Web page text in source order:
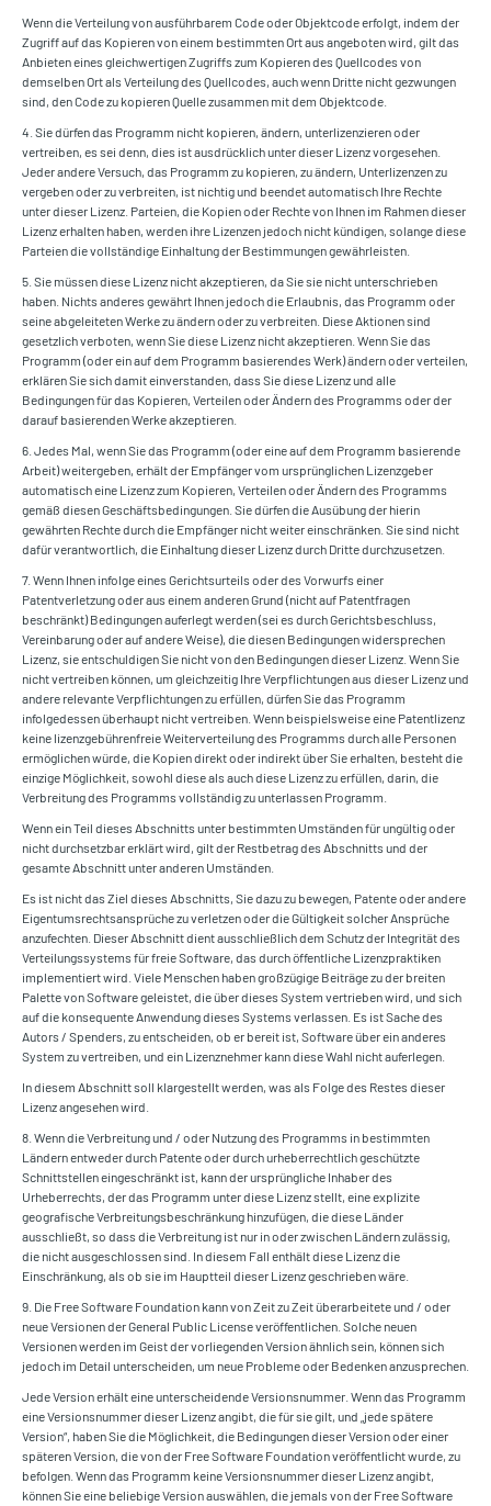
Wenn die Verteilung von ausführbarem Code oder Objektcode erfolgt, indem der
Zugriff auf das Kopieren von einem bestimmten Ort aus angeboten wird, gilt das
Anbieten eines gleichwertigen Zugriffs zum Kopieren des Quellcodes von
demselben Ort als Verteilung des Quellcodes, auch wenn Dritte nicht gezwungen
sind, den Code zu kopieren Quelle zusammen mit dem Objektcode.
4. Sie dürfen das Programm nicht kopieren, ändern, unterlizenzieren oder
vertreiben, es sei denn, dies ist ausdrücklich unter dieser Lizenz vorgesehen.
Jeder andere Versuch, das Programm zu kopieren, zu ändern, Unterlizenzen zu
vergeben oder zu verbreiten, ist nichtig und beendet automatisch Ihre Rechte
unter dieser Lizenz. Parteien, die Kopien oder Rechte von Ihnen im Rahmen dieser
Lizenz erhalten haben, werden ihre Lizenzen jedoch nicht kündigen, solange diese
Parteien die vollständige Einhaltung der Bestimmungen gewährleisten.
5. Sie müssen diese Lizenz nicht akzeptieren, da Sie sie nicht unterschrieben
haben. Nichts anderes gewährt Ihnen jedoch die Erlaubnis, das Programm oder
seine abgeleiteten Werke zu ändern oder zu verbreiten. Diese Aktionen sind
gesetzlich verboten, wenn Sie diese Lizenz nicht akzeptieren. Wenn Sie das
Programm (oder ein auf dem Programm basierendes Werk) ändern oder verteilen,
erklären Sie sich damit einverstanden, dass Sie diese Lizenz und alle
Bedingungen für das Kopieren, Verteilen oder Ändern des Programms oder der
darauf basierenden Werke akzeptieren.
6. Jedes Mal, wenn Sie das Programm (oder eine auf dem Programm basierende
Arbeit) weitergeben, erhält der Empfänger vom ursprünglichen Lizenzgeber
automatisch eine Lizenz zum Kopieren, Verteilen oder Ändern des Programms
gemäß diesen Geschäftsbedingungen. Sie dürfen die Ausübung der hierin
gewährten Rechte durch die Empfänger nicht weiter einschränken. Sie sind nicht
dafür verantwortlich, die Einhaltung dieser Lizenz durch Dritte durchzusetzen.
7. Wenn Ihnen infolge eines Gerichtsurteils oder des Vorwurfs einer
Patentverletzung oder aus einem anderen Grund (nicht auf Patentfragen
beschränkt) Bedingungen auferlegt werden (sei es durch Gerichtsbeschluss,
Vereinbarung oder auf andere Weise), die diesen Bedingungen widersprechen
Lizenz, sie entschuldigen Sie nicht von den Bedingungen dieser Lizenz. Wenn Sie
nicht vertreiben können, um gleichzeitig Ihre Verpflichtungen aus dieser Lizenz und
andere relevante Verpflichtungen zu erfüllen, dürfen Sie das Programm
infolgedessen überhaupt nicht vertreiben. Wenn beispielsweise eine Patentlizenz
keine lizenzgebührenfreie Weiterverteilung des Programms durch alle Personen
ermöglichen würde, die Kopien direkt oder indirekt über Sie erhalten, besteht die
einzige Möglichkeit, sowohl diese als auch diese Lizenz zu erfüllen, darin, die
Verbreitung des Programms vollständig zu unterlassen Programm.
Wenn ein Teil dieses Abschnitts unter bestimmten Umständen für ungültig oder
nicht durchsetzbar erklärt wird, gilt der Restbetrag des Abschnitts und der
gesamte Abschnitt unter anderen Umständen.
Es ist nicht das Ziel dieses Abschnitts, Sie dazu zu bewegen, Patente oder andere
Eigentumsrechtsansprüche zu verletzen oder die Gültigkeit solcher Ansprüche
anzufechten. Dieser Abschnitt dient ausschließlich dem Schutz der Integrität des
Verteilungssystems für freie Software, das durch öffentliche Lizenzpraktiken
implementiert wird. Viele Menschen haben großzügige Beiträge zu der breiten
Palette von Software geleistet, die über dieses System vertrieben wird, und sich
auf die konsequente Anwendung dieses Systems verlassen. Es ist Sache des
Autors / Spenders, zu entscheiden, ob er bereit ist, Software über ein anderes
System zu vertreiben, und ein Lizenznehmer kann diese Wahl nicht auferlegen.
In diesem Abschnitt soll klargestellt werden, was als Folge des Restes dieser
Lizenz angesehen wird.
8. Wenn die Verbreitung und / oder Nutzung des Programms in bestimmten
Ländern entweder durch Patente oder durch urheberrechtlich geschützte
Schnittstellen eingeschränkt ist, kann der ursprüngliche Inhaber des
Urheberrechts, der das Programm unter diese Lizenz stellt, eine explizite
geografische Verbreitungsbeschränkung hinzufügen, die diese Länder
ausschließt, so dass die Verbreitung ist nur in oder zwischen Ländern zulässig,
die nicht ausgeschlossen sind. In diesem Fall enthält diese Lizenz die
Einschränkung, als ob sie im Hauptteil dieser Lizenz geschrieben wäre.
9. Die Free Software Foundation kann von Zeit zu Zeit überarbeitete und / oder
neue Versionen der General Public License veröffentlichen. Solche neuen
Versionen werden im Geist der vorliegenden Version ähnlich sein, können sich
jedoch im Detail unterscheiden, um neue Probleme oder Bedenken anzusprechen.
Jede Version erhält eine unterscheidende Versionsnummer. Wenn das Programm
eine Versionsnummer dieser Lizenz angibt, die für sie gilt, und „jede spätere
Version“, haben Sie die Möglichkeit, die Bedingungen dieser Version oder einer
späteren Version, die von der Free Software Foundation veröffentlicht wurde, zu
befolgen. Wenn das Programm keine Versionsnummer dieser Lizenz angibt,
können Sie eine beliebige Version auswählen, die jemals von der Free Software